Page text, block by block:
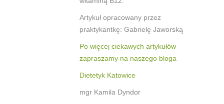
Artykuł opracowany przez
praktykantkę: Gabrielę Jaworską
Po więcej ciekawych artykułów
zapraszamy na naszego bloga
Dietetyk Katowice
mgr Kamila Dyndor